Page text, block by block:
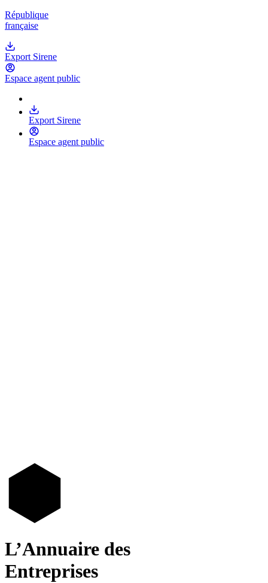
République
française
Export Sirene
Espace agent public
Export Sirene
Espace agent public
L’Annuaire des
Entreprises